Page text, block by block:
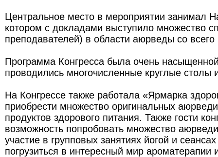
Центральное место в мероприятии занимал
котором с докладами выступило множество
преподавателей) в области аюрведы со
Программа Конгресса была очень
проводились многочисленные круглые столы
На Конгрессе также работала «Ярмарка
приобрести множество оригинальных
продуктов здорового питания. Также гости
возможность попробовать множество
участие в групповых занятиях йогой и
погрузиться в интересный мир ароматерапии